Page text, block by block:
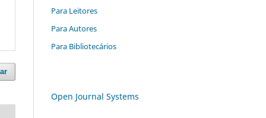
Para Leitores
Para Autores
Para Bibliotecários
Open Journal Systems